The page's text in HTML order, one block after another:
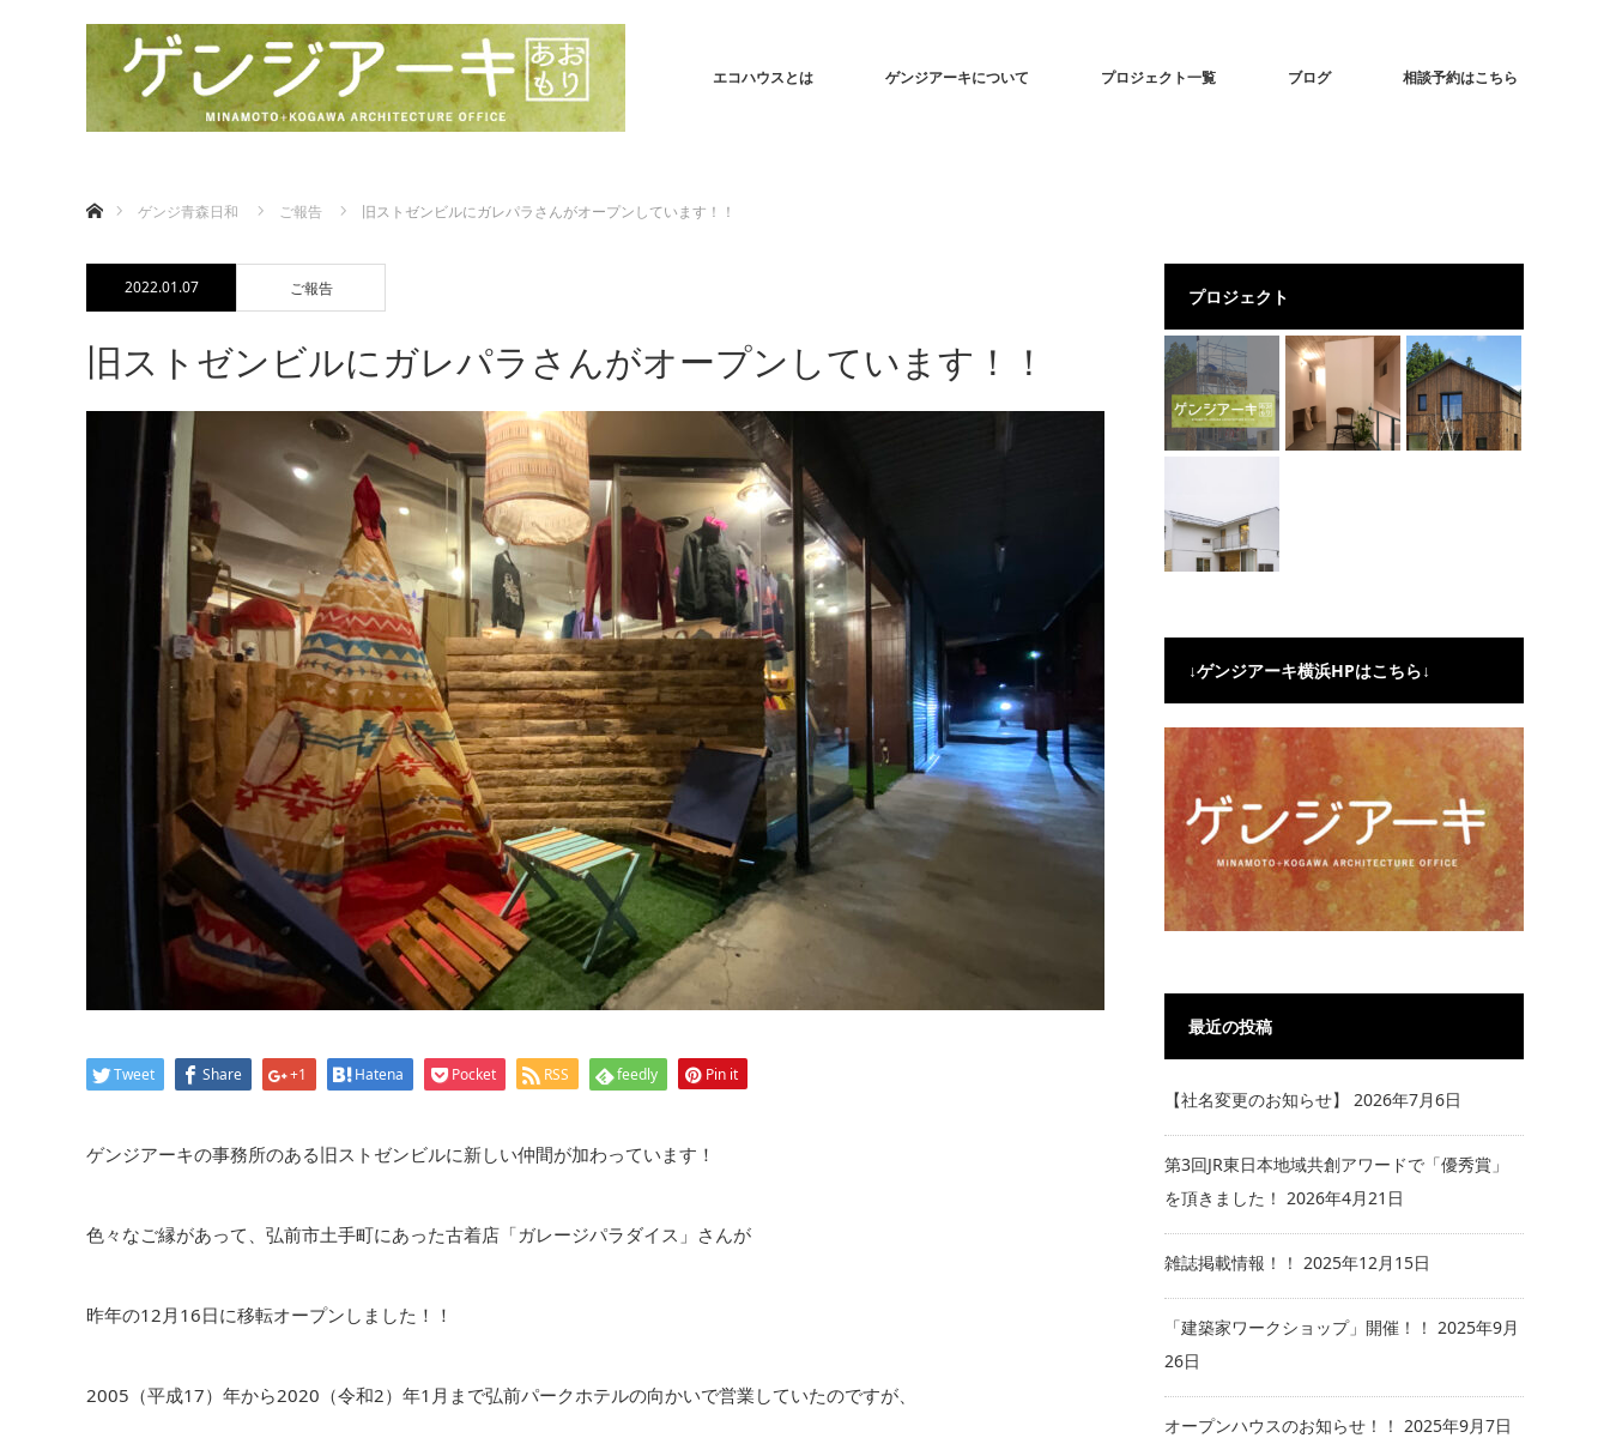
エコハウスとは ゲンジアーキについて プロジェクト一覧 ブログ 相談予約はこちら
ゲンジ青森日和
ご報告 旧ストゼンビルにガレパラさんがオープンしています！！
2022.01.07 ご報告
旧ストゼンビルにガレパラさんがオープンしています！！
Tweet Share +1 Hatena Pocket RSS feedly Pin it
ゲンジアーキの事務所のある旧ストゼンビルに新しい仲間が加わっています！
色々なご縁があって、弘前市土手町にあった古着店「ガレージパラダイス」さんが
昨年の12月16日に移転オープンしました！！
2005（平成17）年から2020（令和2）年1月まで弘前パークホテルの向かいで営業していたのですが、
プロジェクト
↓ゲンジアーキ横浜HPはこちら↓
最近の投稿
【社名変更のお知らせ】 2026年7月6日
第3回JR東日本地域共創アワードで「優秀賞」
を頂きました！ 2026年4月21日
雑誌掲載情報！！ 2025年12月15日
「建築家ワークショップ」開催！！ 2025年9月
26日
オープンハウスのお知らせ！！ 2025年9月7日